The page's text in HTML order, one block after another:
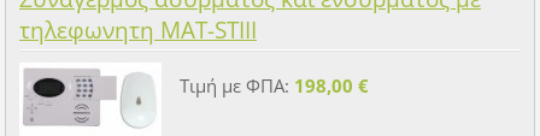
τηλεφωνητη MAT-STIII
Τιμή με ΦΠΑ: 198,00 €